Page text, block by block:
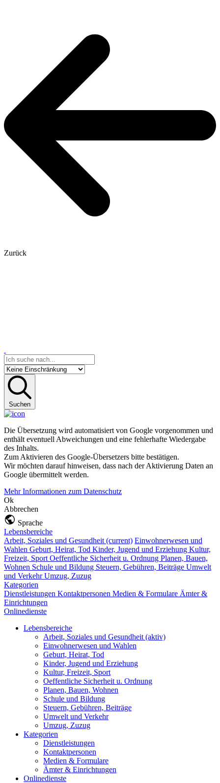
Zurück
Suchen
Die Übersetzung wird automatisiert von Google vorgenommen und
enthält eventuell Abweichungen und eine fehlerhafte Wiedergabe
des Inhalts.
Zum Aktivieren des Google-Übersetzers bitte bestätigen.
Wir möchten darauf hinweisen, dass nach der Aktivierung Daten an
Google übermittelt werden.
Mehr Informationen zum Datenschutz
Ok
Abbrechen
Sprache
Lebensbereiche
Arbeit, Soziales und Gesundheit (current) Einwohnerwesen und
Wahlen Geburt, Heirat, Tod Kinder, Jugend und Erziehung Kultur,
Freizeit, Sport Oeffentliche Sicherheit u. Ordnung Planen, Bauen,
Wohnen Schule und Bildung Steuern, Gebühren, Beiträge Umwelt
und VerkehrUmzug, Zuzug
Kategorien
Dienstleistungen Kontaktpersonen Medien & Formulare Ämter &
Einrichtungen
Onlinedienste
Lebensbereiche
Arbeit, Soziales und Gesundheit (aktiv)
Einwohnerwesen und Wahlen
Geburt, Heirat, Tod
Kinder, Jugend und Erziehung
Kultur, Freizeit, Sport
Oeffentliche Sicherheit u. Ordnung
Planen, Bauen, Wohnen
Schule und Bildung
Steuern, Gebühren, Beiträge
Umwelt und Verkehr
Umzug, Zuzug
Kategorien
Dienstleistungen
Kontaktpersonen
Medien & Formulare
Ämter & Einrichtungen
Onlinedienste